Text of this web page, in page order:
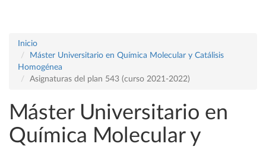
Inicio
Máster Universitario en Química Molecular y Catálisis
Homogénea
Asignaturas del plan 543 (curso 2021-2022)
Máster Universitario en
Química Molecular y